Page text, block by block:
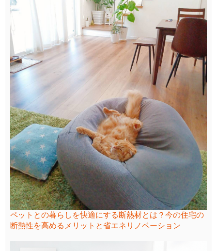
ペットとの暮らしを快適にする断熱材とは？今の住宅の
断熱性を高めるメリットと省エネリノベーション